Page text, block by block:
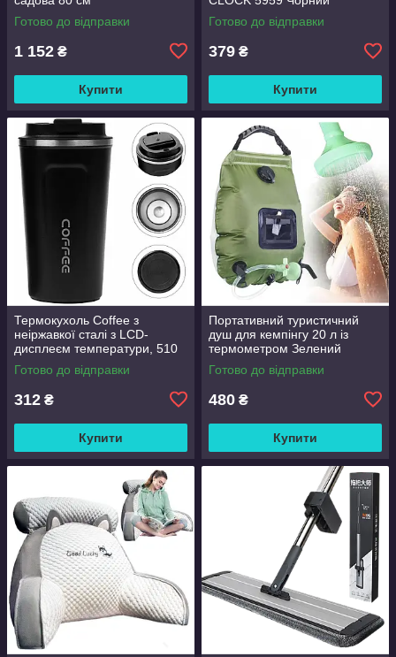
Готово до відправки
1 152 ₴
Купити
Готово до відправки
379 ₴
Купити
Термокухоль Coffee з
неіржавкої сталі з LCD-
дисплеєм температури, 510
мл Чорний
Готово до відправки
312 ₴
Купити
Портативний туристичний
душ для кемпінгу 20 л із
термометром Зелений
Готово до відправки
480 ₴
Купити